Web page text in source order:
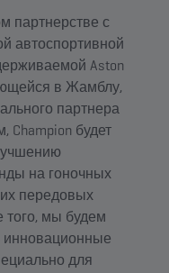
партнерстве с
автоспортивной
Aston
в Жамблу,
партнера
будет
на гоночных
передовых
того, мы будем
инновационные
для